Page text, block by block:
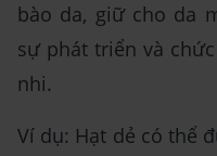
bào da, giữ cho da
sự phát triển và
nhi.
Ví dụ: Hạt dẻ có thể